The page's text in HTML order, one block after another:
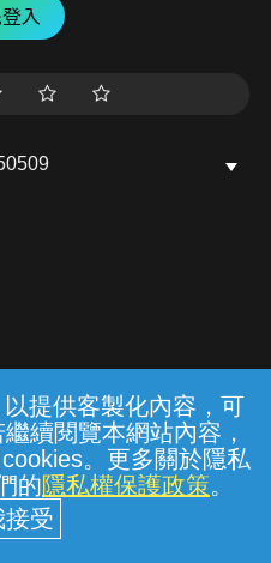
提供客製化內容，可
續閱覽本網站內容，
。更多關於隱私
的隱私權保護政策。
入
服務條款 隱私權保護
司個人家庭分公司
© 2026